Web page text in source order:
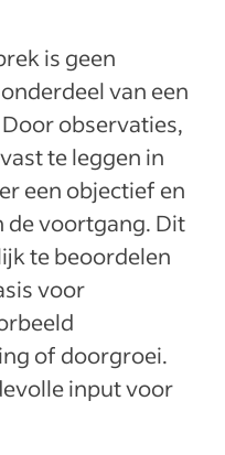
is geen
van een
observaties,
te leggen in
een objectief en
de voortgang. Dit
te beoordelen
voor
of doorgroei.
input voor